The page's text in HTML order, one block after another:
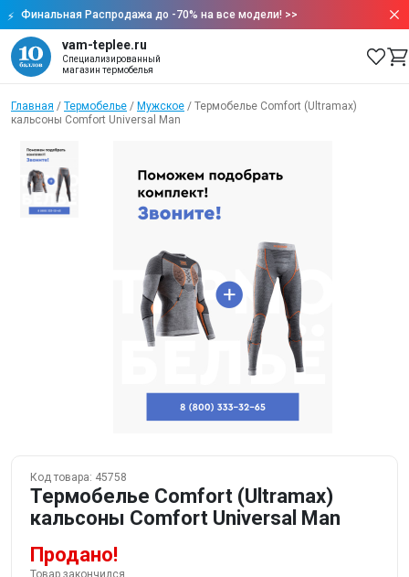
Финальная Распродажа до -70% на все модели! >>
vam-teplee.ru
Специализированный
магазин термобелья
Главная / Термобелье / Мужское / Термобелье Comfort (Ultramax)
кальсоны Comfort Universal Man
Код товара: 45758
Термобелье Comfort (Ultramax)
кальсоны Comfort Universal Man
Продано!
Товар закончился